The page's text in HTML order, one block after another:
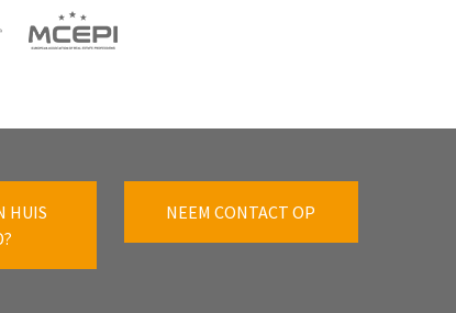
HUIS
NEEM CONTACT OP